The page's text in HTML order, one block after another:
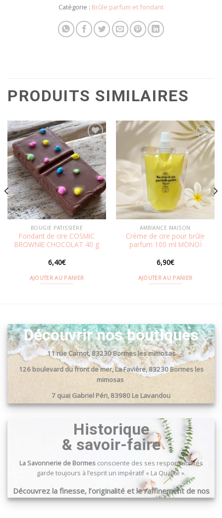
Catégorie : Brûle parfum et fondant
PRODUITS SIMILAIRES
Ajouter
à la
wishlist
BOUGIE PATISSIÈRE
Fondant de cire COSMIC
BROWNIE CHOCOLAT 40 g
6,40€
AJOUTER AU PANIER
Ajouter
à la
AMBIANCE MAISON
Crème de cire pour brûle
parfum 100 ml MONOÏ
6,90€
AJOUTER AU PANIER
Découvrir nos boutiques
11 rue Carnot, 83230 Bormes les mimosas
126 boulevard du front de mer, La Favière, 83230 Bormes les
mimosas
7 quai Gabriel Péri, 83980 Le Lavandou
Historique
& savoir-faire
La Savonnerie de Bormesconsciente des ses responsabilités
garde toujours à l’esprit un impératif « La Qualité ».
Découvrez la finesse, l’originalité et le raffinement de nos
produits …